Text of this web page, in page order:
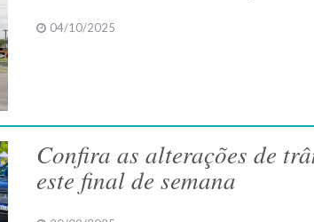
04/10/2025
Confira as alterações de
este final de semana